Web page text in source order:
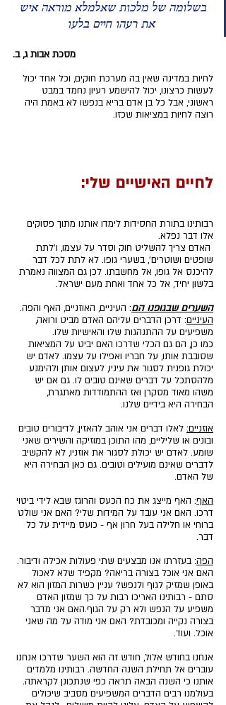
בשלומה של מלכות שאלמלא מוראה איש
את רעהו חיים בלעו
מסכת אבות ג, ב.
לחיות במדינה שאין בה מערכת חוקים, וכל אחד יכול
לעשות כרצונו, יכול להישמע רעיון נחמד במבט
ראשוני, אבל כל בן אדם בריא בנפשו לא באמת היה
רוצה לחיות במציאות שכזו.
לחיים האישיים שלי:
רבותינו בתורת החסידות לימדו אותנו מתוך פסוקים
אלו דבר נפלא.
האדם צריך להשליט חוק וסדר על עצמו, ו'לתת
שופטים ושוטרים', בשערי גופו. לא לתת לכל דבר
להיכנס אל גופו, אל מחשבתו. לכן גם המצווה נאמרת
בלשון יחיד, אל כל אחד ואחת מעם ישראל.
השערים שבגופנו הם: העיניים, האוזניים, האף והפה.
העיניים: דרכן הדברים עליהם האדם מביט ורואה,
משפיעים על ההתנהגות שלו והאישיות שלו.
כמו כן, הם גם הכלי שדרכו האם יביט על המציאות
שסובבת אותו, על חבריו ואפילו על עצמו. לאדם יש
יכולת גופנית לסגור את עיניו, לעצום אותן ולהימנע
מלהסתכל על דברים שאינם טובים לו. גם אם יש
משהו מאוד מסקרן ואז ההתמודדות מאתגרת,
הבחירה היא בידיים שלנו.
אוזניים: לאלו דברים אני אוהב להאזין, לדיבורים טובים
ובונים או שליליים, מהו התוכן במוזיקה והשירים שאני
שומע. לאדם יש יכולת לסגור את אוזניו, לא להקשיב
לדברים שאינם מועילים וטובים. גם כאן הבחירה היא
של האדם.
האף: האף מייצג את כח הכעס והרוגז שבא לידי ביטוי
דרכו. האם אני עובד על המידות שלי? האם אני שולט
ברוחי או חלילה בעל חרון אף - כועס מיידית על כל
דבר.
הפה: בעזרתו אנו מבצעים שתי פעולות אכילה ודיבור.
האם אני אוכל בצורה בריאה? מקפיד שלא לאכול
באופן שמזיק לגוף ולנפש? עניין כשרות המזון הוא לא
סתם - רבותינו האריכו רבות על כך שמזון האדם
משפיע על הנפש ולא רק על הגוף.האם אני מדבר
בצורה נקייה ומכובדת? האם אני מודה על מה שאני
אוכל. ועוד.
אנחנו בחודש אלול, חודש זה הוא השער שדרכו אנחנו
עוברים אל תחילת השנה החדשה. רבותינו מלמדים
אותנו כי השנה הבאה תראה כפי שנתכונן לקראתה.
בעולמנו רבים הדברים המשפיעים מסביב שיכולים